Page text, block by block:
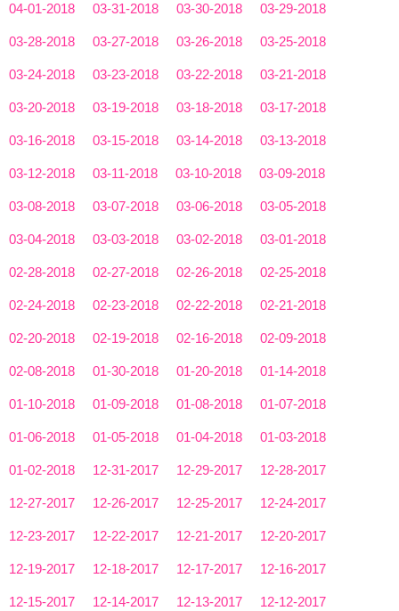
04-01-2018 03-31-2018 03-30-2018 03-29-2018
03-28-2018 03-27-2018 03-26-2018 03-25-2018
03-24-2018 03-23-2018 03-22-2018 03-21-2018
03-20-2018 03-19-2018 03-18-2018 03-17-2018
03-16-2018 03-15-2018 03-14-2018 03-13-2018
03-12-2018 03-11-2018 03-10-2018 03-09-2018
03-08-2018 03-07-2018 03-06-2018 03-05-2018
03-04-2018 03-03-2018 03-02-2018 03-01-2018
02-28-2018 02-27-2018 02-26-2018 02-25-2018
02-24-2018 02-23-2018 02-22-2018 02-21-2018
02-20-2018 02-19-2018 02-16-2018 02-09-2018
02-08-2018 01-30-2018 01-20-2018 01-14-2018
01-10-2018 01-09-2018 01-08-2018 01-07-2018
01-06-2018 01-05-2018 01-04-2018 01-03-2018
01-02-2018 12-31-2017 12-29-2017 12-28-2017
12-27-2017 12-26-2017 12-25-2017 12-24-2017
12-23-2017 12-22-2017 12-21-2017 12-20-2017
12-19-2017 12-18-2017 12-17-2017 12-16-2017
12-15-2017 12-14-2017 12-13-2017 12-12-2017